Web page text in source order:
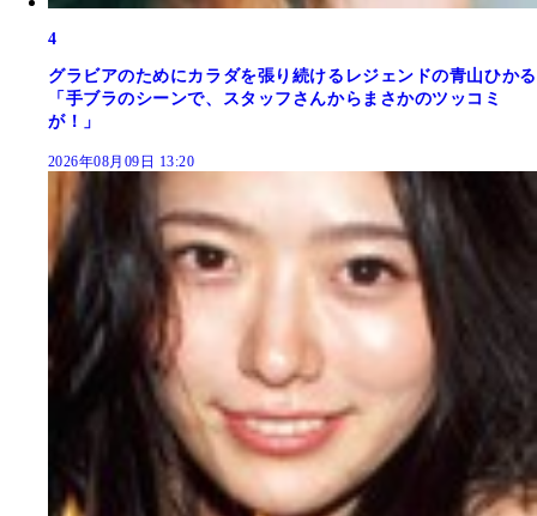
4
グラビアのためにカラダを張り続けるレジェンドの青山ひかる
「手ブラのシーンで、スタッフさんからまさかのツッコミ
が！」
2026年08月09日 13:20